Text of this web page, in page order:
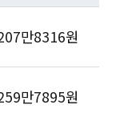
만8316원
만7895원